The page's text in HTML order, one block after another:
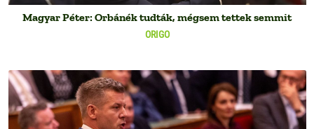
ORIGO
Magyar Péter: Orbánék tudták, mégsem tettek semmit